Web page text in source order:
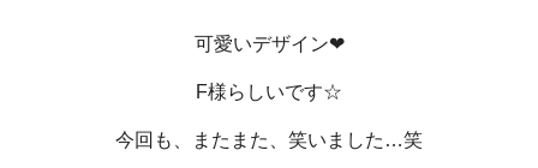
可愛いデザイン❤
F様らしいです☆
今回も、またまた、笑いました…笑